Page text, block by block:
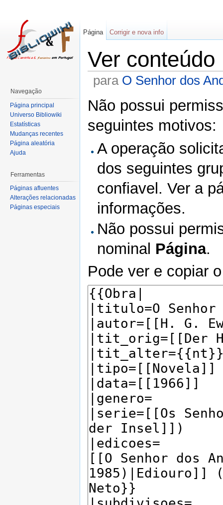
Ver conteúdo
para O Senhor dos
Não possui
seguintes motivos:
A operação
dos seguintes
confiavel. Ver a
informações.
Não possui
nominal Página.
Pode ver e copiar
Página Corrigir e nova info
Navegação
Página principal
Universo Bibliowiki
Estatísticas
Mudanças recentes
Página aleatória
Ajuda
Ferramentas
Páginas afluentes
Alterações relacionadas
Páginas especiais